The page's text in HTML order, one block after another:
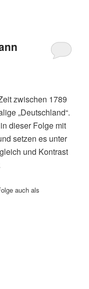
zwischen 1789
„Deutschland“.
dieser Folge mit
setzen es unter
und Kontrast
auch als